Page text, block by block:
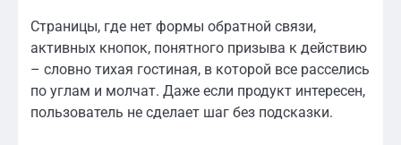
Страницы, где нет формы обратной связи,
активных кнопок, понятного призыва к действию
– словно тихая гостиная, в которой все расселись
по углам и молчат. Даже если продукт интересен,
пользователь не сделает шаг без подсказки.